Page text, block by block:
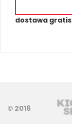
dostawa gratis
© 2016